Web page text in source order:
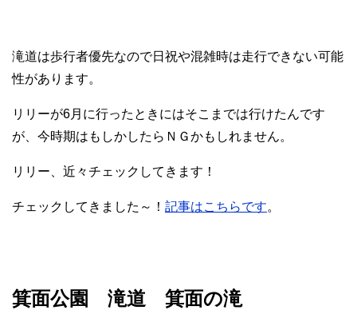
滝道は歩行者優先なので日祝や混雑時は走行できない可能
性があります。
リリーが6月に行ったときにはそこまでは行けたんです
が、今時期はもしかしたらＮＧかもしれません。
リリー、近々チェックしてきます！
チェックしてきました～！ 記事はこちらです。
箕面公園 滝道 箕面の滝